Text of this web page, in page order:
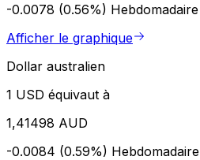
-0.0078 (0.56%) Hebdomadaire
Afficher le graphique
Dollar australien
1 USD équivaut à
1,41498 AUD
-0.0084 (0.59%) Hebdomadaire